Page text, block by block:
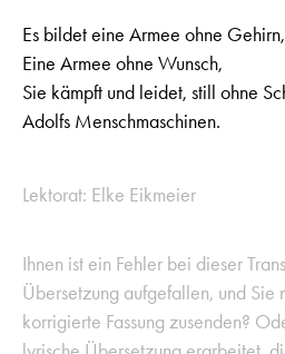
Es bildet eine Armee ohne Gehirn,
Eine Armee ohne Wunsch,
Sie kämpft und leidet, still ohne
Adolfs Menschmaschinen.
Lektorat: Elke Eikmeier
Ihnen ist ein Fehler bei dieser
Übersetzung aufgefallen, und Sie
korrigierte Fassung zusenden?